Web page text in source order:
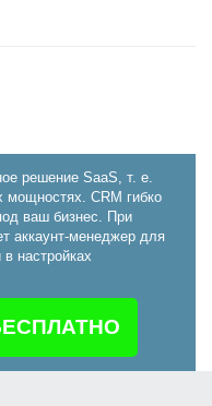
решение SaaS, т. е.
CRM гибко
ваш бизнес. При
аккаунт-менеджер для
настройках